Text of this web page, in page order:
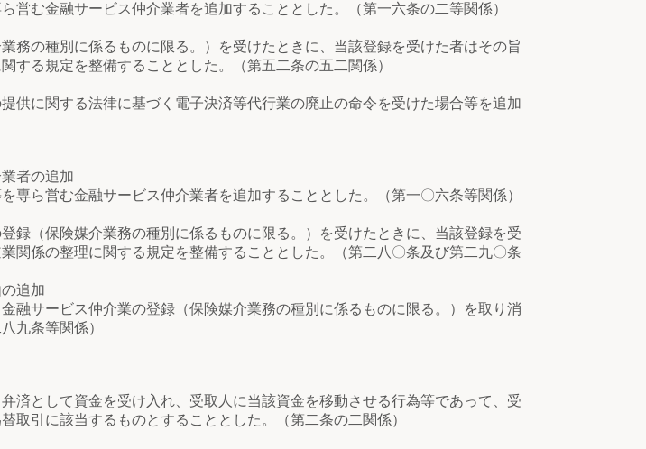
む金融サービス仲介業者を追加することとした。（第一六条の二等関係）
の種別に係るものに限る。）を受けたときに、当該登録を受けた者はその旨
する規定を整備することとした。（第五二条の五二関係）
供に関する法律に基づく電子決済等代行業の廃止の命令を受けた場合等を追加
者の追加
ら営む金融サービス仲介業者を追加することとした。（第一〇六条等関係）
録（保険媒介業務の種別に係るものに限る。）を受けたときに、当該登録を受
関係の整理に関する規定を整備することとした。（第二八〇条及び第二九〇条
追加
融サービス仲介業の登録（保険媒介業務の種別に係るものに限る。）を取り消
九条等関係）
済として資金を受け入れ、受取人に当該資金を移動させる行為等であって、受
取引に該当するものとすることとした。（第二条の二関係）